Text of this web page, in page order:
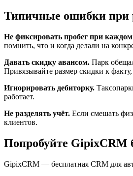
Типичные ошибки при
Не фиксировать пробег при каждом
помнить, что и когда делали на
Давать скидку авансом. Парк
Привязывайте размер скидки к
Игнорировать дебиторку.
работает.
Не разделять учёт. Если смешать
клиентов.
Попробуйте GipixCRM
GipixCRM — бесплатная CRM для